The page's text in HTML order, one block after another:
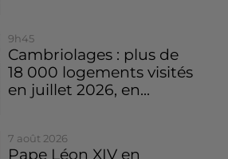
9h45
Cambriolages : plus de
18 000 logements visités
en juillet 2026, en...
7 août 2026
Pape Léon XIV en